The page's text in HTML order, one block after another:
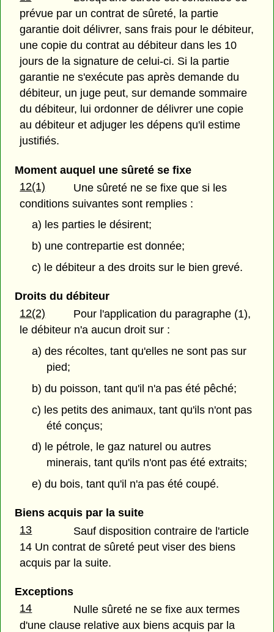
prévue par un contrat de sûreté, la partie
garantie doit délivrer, sans frais pour le débiteur,
une copie du contrat au débiteur dans les 10
jours de la signature de celui-ci. Si la partie
garantie ne s'exécute pas après demande du
débiteur, un juge peut, sur demande sommaire
du débiteur, lui ordonner de délivrer une copie
au débiteur et adjuger les dépens qu'il estime
justifiés.
Moment auquel une sûreté se fixe
12(1)
Une sûreté ne se fixe que si les
conditions suivantes sont remplies :
a) les parties le désirent;
b) une contrepartie est donnée;
c) le débiteur a des droits sur le bien grevé.
Droits du débiteur
12(2)
Pour l'application du paragraphe (1),
le débiteur n'a aucun droit sur :
a) des récoltes, tant qu'elles ne sont pas sur
pied;
b) du poisson, tant qu'il n'a pas été pêché;
c) les petits des animaux, tant qu'ils n'ont pas
été conçus;
d) le pétrole, le gaz naturel ou autres
minerais, tant qu'ils n'ont pas été extraits;
e) du bois, tant qu'il n'a pas été coupé.
Biens acquis par la suite
13
Sauf disposition contraire de l'article
14 Un contrat de sûreté peut viser des biens
acquis par la suite.
Exceptions
14
Nulle sûreté ne se fixe aux termes
d'une clause relative aux biens acquis par la